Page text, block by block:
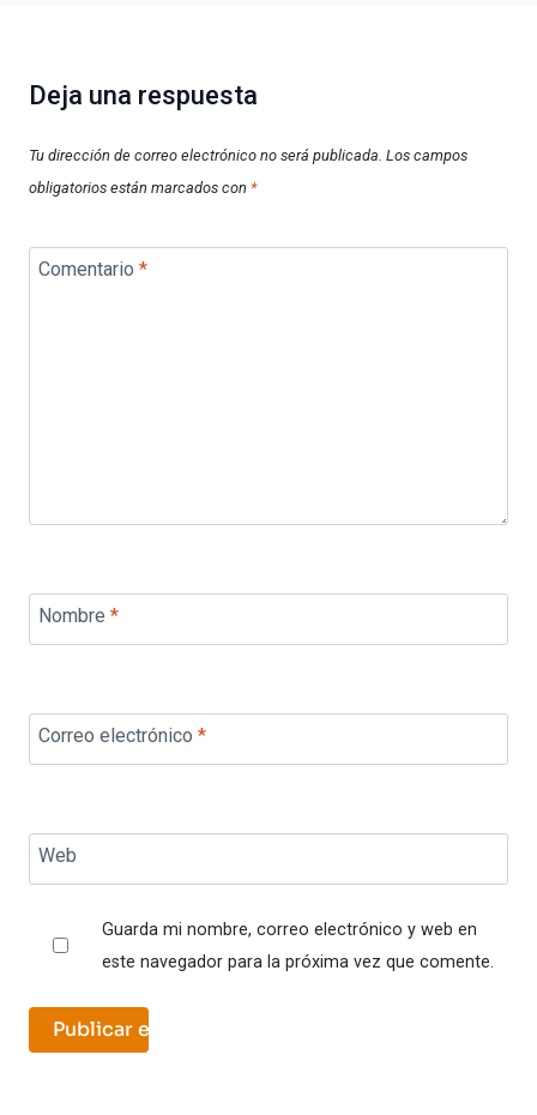
Deja una respuesta
Tu dirección de correo electrónico no será publicada. Los campos
obligatorios están marcados con *
Comentario *
Nombre *
Correo electrónico *
Web
Guarda mi nombre, correo electrónico y web en
este navegador para la próxima vez que comente.